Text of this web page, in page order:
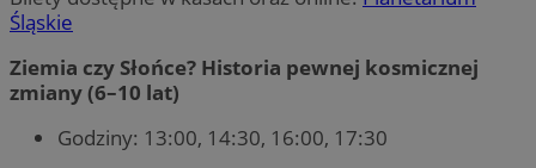
Śląskie
Ziemia czy Słońce? Historia pewnej kosmicznej
zmiany (6–10 lat)
Godziny: 13:00, 14:30, 16:00, 17:30